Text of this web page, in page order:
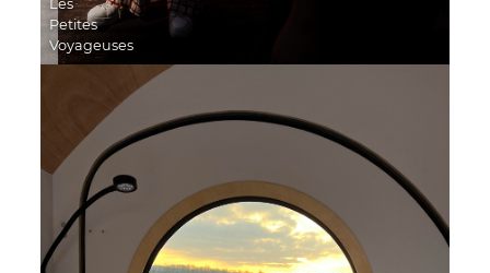
Les
Petites
Voyageuses